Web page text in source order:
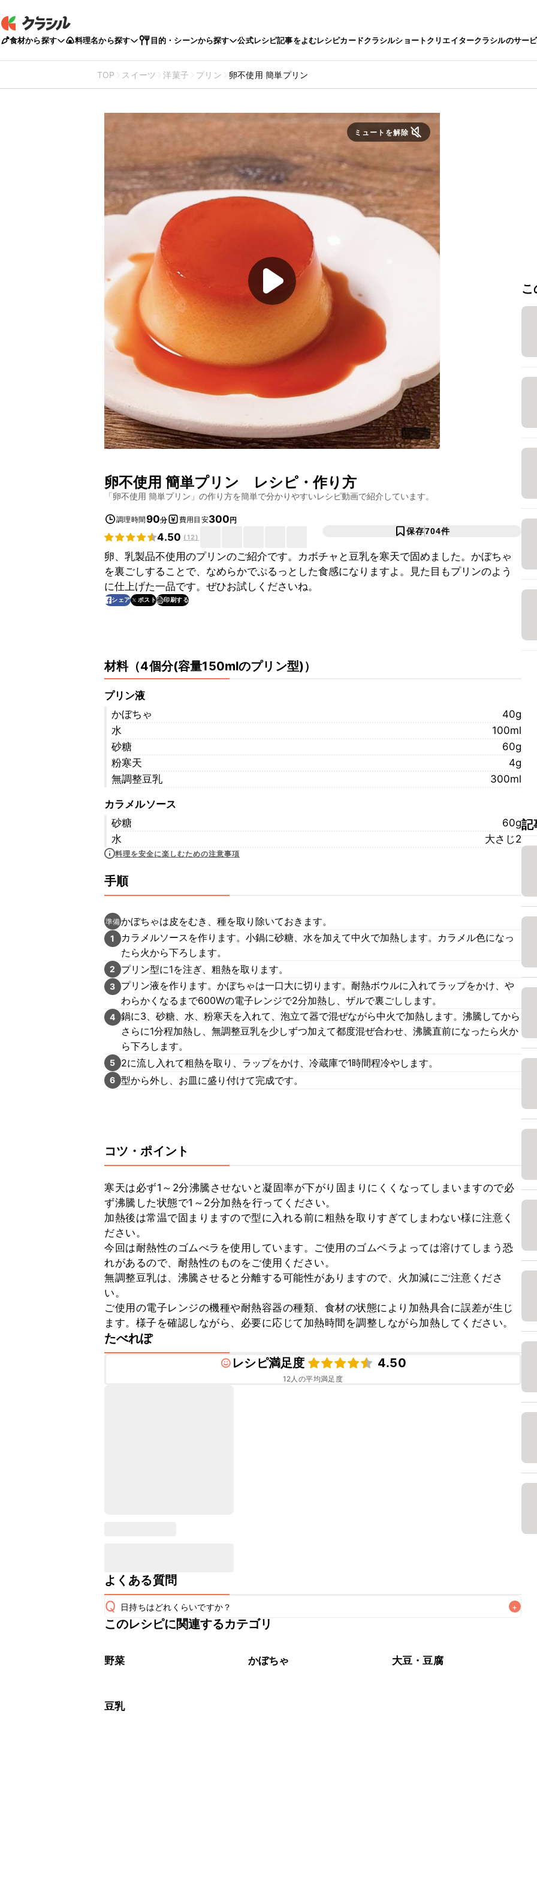
食材から探す 料理名から探す 目的・シーンから探す 公式レシピ記事をよむレシピカードクラシルショートクリエイタークラシルのサー
TOP スイーツ 洋菓子 プリン 卵不使用 簡単プリン
ミュートを解除
卵不使用 簡単プリン レシピ・作り方
「卵不使用 簡単プリン 」の作り方を簡単で分かりやすいレシピ動画で紹介しています。
調理時間90分 費用目安300円
4.50 (12)
保存704件
卵、乳製品不使用のプリンのご紹介です。カボチャと豆乳を寒天で固めました。かぼちゃ
を裏ごしすることで、なめらかでぷるっとした食感になりますよ。見た目もプリンのよう
に仕上げた一品です。ぜひお試しくださいね。
シェア ポスト 印刷する
材料（4個分(容量150mlのプリン型)）
プリン液
かぼちゃ
40g
水
100ml
砂糖
60g
粉寒天
4g
無調整豆乳
300ml
カラメルソース
砂糖
60g
水
大さじ2
料理を安全に楽しむための注意事項
手順
準備かぼちゃは皮をむき、種を取り除いておきます。
1
カラメルソースを作ります。小鍋に砂糖、水を加えて中火で加熱します。カラメル色になっ
たら火から下ろします。
2 プリン型に1を注ぎ、粗熱を取ります。
3
プリン液を作ります。かぼちゃは一口大に切ります。耐熱ボウルに入れてラップをかけ、や
わらかくなるまで600Wの電子レンジで2分加熱し、ザルで裏ごしします。
4 鍋に3、砂糖、水、粉寒天を入れて、泡立て器で混ぜながら中火で加熱します。沸騰してから
さらに1分程加熱し、無調整豆乳を少しずつ加えて都度混ぜ合わせ、沸騰直前になったら火か
ら下ろします。
5 2に流し入れて粗熱を取り、ラップをかけ、冷蔵庫で1時間程冷やします。
6 型から外し、お皿に盛り付けて完成です。
コツ・ポイント
寒天は必ず1～2分沸騰させないと凝固率が下がり固まりにくくなってしまいますので必
ず沸騰した状態で1～2分加熱を行ってください。
加熱後は常温で固まりますので型に入れる前に粗熱を取りすぎてしまわない様に注意く
ださい。
今回は耐熱性のゴムべラを使用しています。ご使用のゴムベラよっては溶けてしまう恐
れがあるので、耐熱性のものをご使用ください。
無調整豆乳は、沸騰させると分離する可能性がありますので、火加減にご注意くださ
い。
ご使用の電子レンジの機種や耐熱容器の種類、食材の状態により加熱具合に誤差が生じ
ます。様子を確認しながら、必要に応じて加熱時間を調整しながら加熱してください。
たべれぽ
レシピ満足度
4.50
12人の平均満足度
よくある質問
Q 日持ちはどれくらいですか？ +
保存期間は冷蔵で翌日中が目安です。なるべくお早めにお召し上がりください。
※日持ちは目安です。
このレシピに関連するカテゴリ
野菜 かぼちゃ 大豆・豆腐
豆乳
記